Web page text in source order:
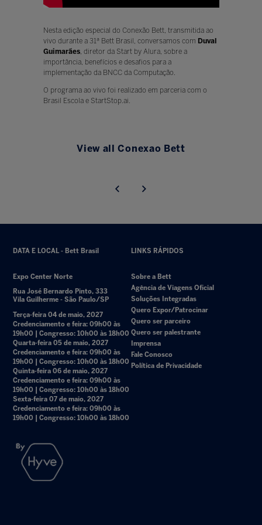
Nesta edição especial do Conexão Bett, transmitida ao
vivo durante a 31ª Bett Brasil, conversamos com Duval
Guimarães, diretor da Start by Alura, sobre a
importância, benefícios e desafios para a
implementação da BNCC da Computação.
O programa ao vivo foi realizado em parceria com o
Brasil Escola e StartStop.ai.
View all Conexao Bett
DATA E LOCAL - Bett Brasil
Expo Center Norte
Rua José Bernardo Pinto, 333
Vila Guilherme - São Paulo/SP
Terça-feira 04 de maio, 2027
Credenciamento e feira: 09h00 às
19h00 | Congresso: 10h00 às 18h00
Quarta-feira 05 de maio, 2027
Credenciamento e feira: 09h00 às
19h00 | Congresso: 10h00 às 18h00
Quinta-feira 06 de maio, 2027
Credenciamento e feira: 09h00 às
19h00 | Congresso: 10h00 às 18h00
Sexta-feira 07 de maio, 2027
Credenciamento e feira: 09h00 às
19h00 | Congresso: 10h00 às 18h00
LINKS RÁPIDOS
Sobre a Bett
Agência de Viagens Oficial
Soluções Integradas
Quero Expor/Patrocinar
Quero ser parceiro
Quero ser palestrante
Imprensa
Fale Conosco
Política de Privacidade